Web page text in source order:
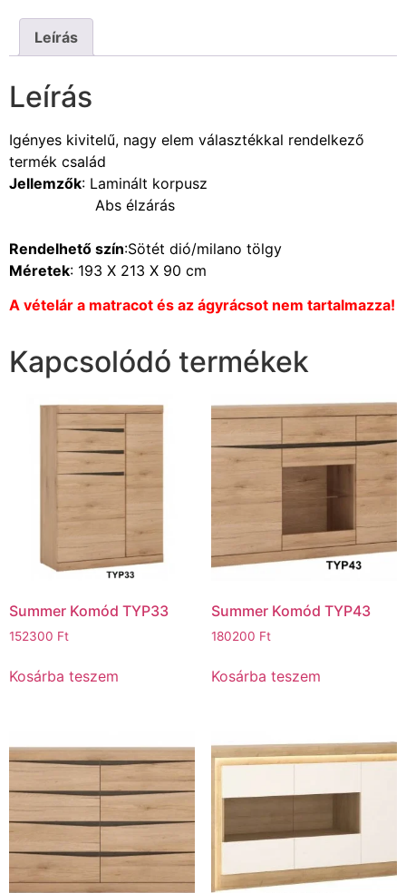
Leírás
Leírás
Igényes kivitelű, nagy elem választékkal rendelkező
termék család
Jellemzők: Laminált korpusz
Abs élzárás
Rendelhető szín:Sötét dió/milano tölgy
Méretek: 193 X 213 X 90 cm
A vételár a matracot és az ágyrácsot nem tartalmazza!
Kapcsolódó termékek
Summer Komód TYP33
152300 Ft
Kosárba teszem
Summer Komód TYP43
180200 Ft
Kosárba teszem